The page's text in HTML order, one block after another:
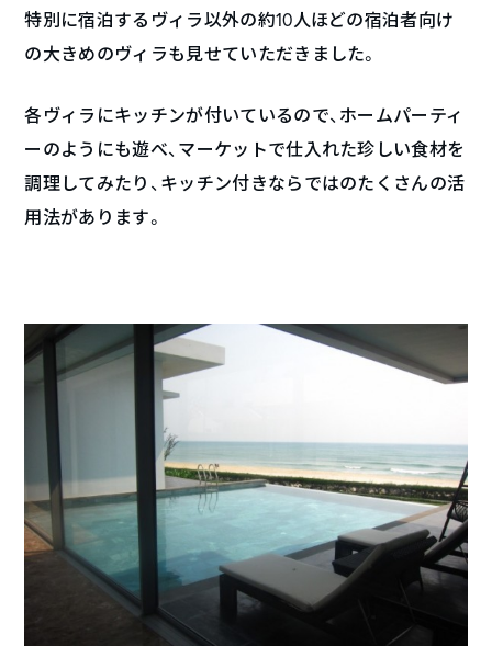
特別に宿泊するヴィラ以外の約10人ほどの宿泊者向け
の大きめのヴィラも見せていただきました。
各ヴィラにキッチンが付いているので、ホームパーティ
ーのようにも遊べ、マーケットで仕入れた珍しい食材を
調理してみたり、キッチン付きならではのたくさんの活
用法があります。